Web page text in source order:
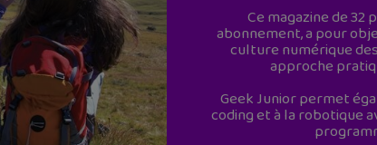
Ce magazine de 32
abonnement, a pour
culture numérique
approche
Geek Junior permet
coding et à la robotique